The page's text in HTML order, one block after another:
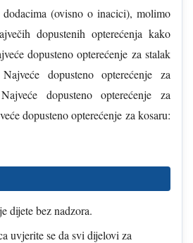
(ovisno o inacici), molimo
dopustenih opterećenja kako
dopusteno opterećenje za stalak
dopusteno opterećenje za
dopusteno opterećenje za
dopusteno opterećenje za kosaru:
dijete bez nadzora.
uvjerite se da svi dijelovi za